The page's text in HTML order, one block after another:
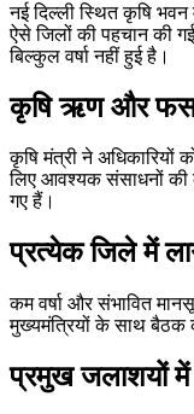
नई दिल्ली स्थित कृषि भवन
ऐसे जिलों की पहचान की
बिल्कुल वर्षा नहीं हुई है।
कृषि ऋण और फसल
कृषि मंत्री ने अधिकारियों
लिए आवश्यक संसाधनों की
गए हैं।
प्रत्येक जिले में
कम वर्षा और संभावित
मुख्यमंत्रियों के साथ बैठक
प्रमुख जलाशयों